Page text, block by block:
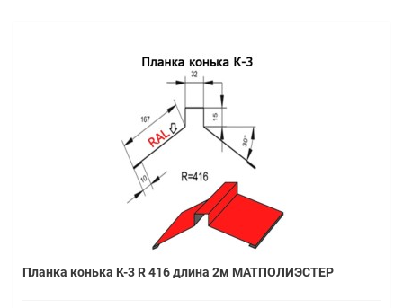
Планка конька К-3 R 416 длина 2м МАТПОЛИЭСТЕР